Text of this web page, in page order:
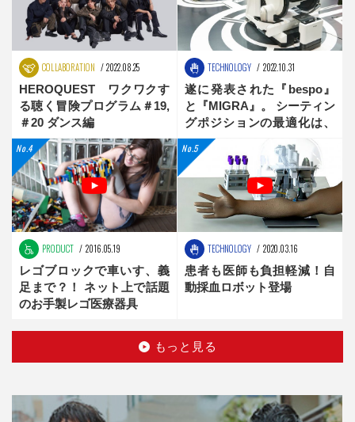
COLLABORATION 2022.08.25
HEROQUEST ワクワクす
る聴く冒険プログラム＃19,
＃20 ダンス編
TECHNOLOGY 2022.10.31
遂に発表された『bespo』
と『MIGRA』。 シーティン
グポジションの最適化は、
新時代へ
PRODUCT 2016.05.19
レゴブロックで車いす、義
足まで？！ ネット上で話題
のお手製レゴ医療器具
TECHNOLOGY 2020.03.16
患者も医師も負担軽減！自
動採血ロボット登場
もっと見る